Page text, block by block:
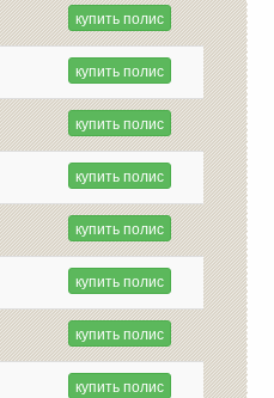
купить полис
купить полис
купить полис
купить полис
купить полис
купить полис
купить полис
купить полис